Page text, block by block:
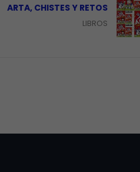
ARTA, CHISTES Y RETOS
LIBROS